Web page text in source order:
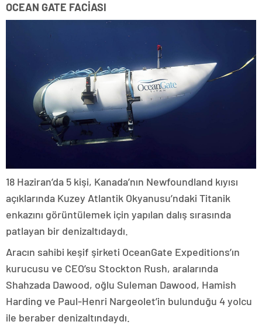
OCEAN GATE FACİASI
18 Haziran’da 5 kişi, Kanada’nın Newfoundland kıyısı
açıklarında Kuzey Atlantik Okyanusu’ndaki Titanik
enkazını görüntülemek için yapılan dalış sırasında
patlayan bir denizaltıdaydı.
Aracın sahibi keşif şirketi OceanGate Expeditions’ın
kurucusu ve CEO’su Stockton Rush, aralarında
Shahzada Dawood, oğlu Suleman Dawood, Hamish
Harding ve Paul-Henri Nargeolet’in bulunduğu 4 yolcu
ile beraber denizaltındaydı.